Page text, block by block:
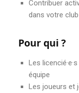
n
Contribuer
dans votre
Pour qui ?
Les
équipe
Les joueurs et